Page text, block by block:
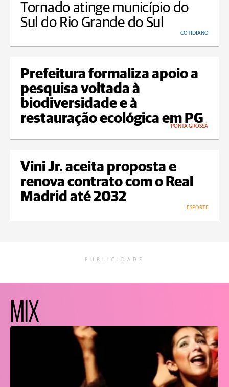
Tornado atinge município do
Sul do Rio Grande do Sul
COTIDIANO
Prefeitura formaliza apoio a
pesquisa voltada à
biodiversidade e à
restauração ecológica em PG
PONTA GROSSA
Vini Jr. aceita proposta e
renova contrato com o Real
Madrid até 2032
ESPORTE
PUBLICIDADE
MIX